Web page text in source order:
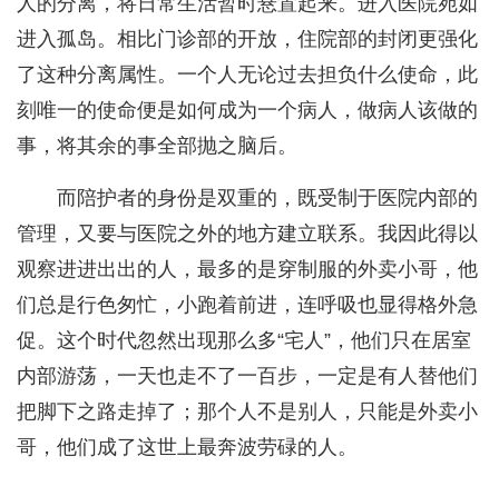
进入孤岛。相比门诊部的开放，住院部的封闭更强化
了这种分离属性。一个人无论过去担负什么使命，此
刻唯一的使命便是如何成为一个病人，做病人该做的
事，将其余的事全部抛之脑后。
而陪护者的身份是双重的，既受制于医院内部的
管理，又要与医院之外的地方建立联系。我因此得以
观察进进出出的人，最多的是穿制服的外卖小哥，他
们总是行色匆忙，小跑着前进，连呼吸也显得格外急
促。这个时代忽然出现那么多“宅人”，他们只在居室
内部游荡，一天也走不了一百步，一定是有人替他们
把脚下之路走掉了；那个人不是别人，只能是外卖小
哥，他们成了这世上最奔波劳碌的人。